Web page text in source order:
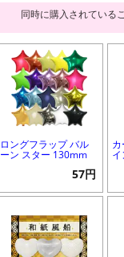
同時に購入されている
ロングフラップ バル
ーン スター 130mm
57円